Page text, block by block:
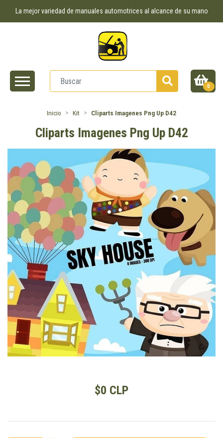
La mejor variedad de manuales automotrices al alcance de su mano
0
Inicio Kit Cliparts Imagenes Png Up D42
Cliparts Imagenes Png Up D42
$0 CLP